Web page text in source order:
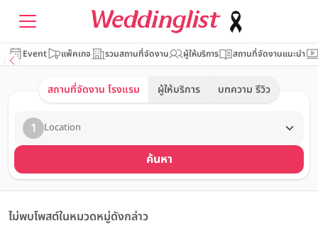
Event แพ็คเกจ รวมสถานที่จัดงาน ผู้ให้บริการ สถานที่จัดงานแนะนำ
สถานที่จัดงาน โรงแรม ผู้ให้บริการ บทความ รีวิว
1 Location
ค้นหา
ไม่พบโพสต์ในหมวดหมู่ดังกล่าว